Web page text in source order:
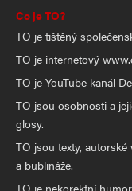
Co je TO?
TO je tištěný
TO je internetový
TO je YouTube kanál
TO jsou osobnosti a
glosy.
TO jsou texty,
a bublináže.